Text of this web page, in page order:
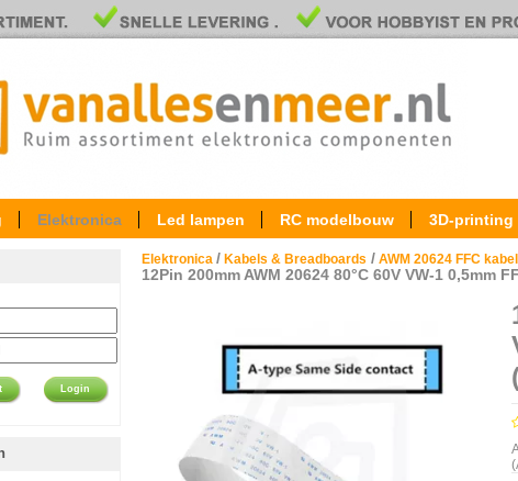
Elektronica Led lampen RC modelbouw 3D-printing
Login
Elektronica / Kabels & Breadboards / AWM 20624 FFC kabel
12Pin 200mm AWM 20624 80°C 60V VW-1 0,5mm